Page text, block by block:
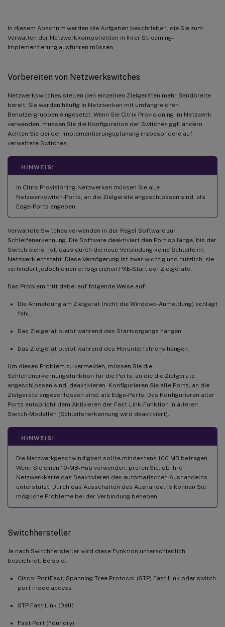
In diesem Abschnitt werden die Aufgaben beschrieben, die Sie zum
Verwalten der Netzwerkkomponenten in Ihrer Streaming-
Implementierung ausführen müssen.
Vorbereiten von Netzwerkswitches
Netzwerkswitches stellen den einzelnen Zielgeräten mehr Bandbreite
bereit. Sie werden häufig in Netzwerken mit umfangreichen
Benutzergruppen eingesetzt. Wenn Sie Citrix Provisioning im Netzwerk
verwenden, müssen Sie die Konfiguration der Switches ggf. ändern.
Achten Sie bei der Implementierungsplanung insbesondere auf
verwaltete Switches.
HINWEIS:
In Citrix Provisioning-Netzwerken müssen Sie alle
Netzwerkswitch-Ports, an die Zielgeräte angeschlossen sind, als
Edge-Ports angeben.
Verwaltete Switches verwenden in der Regel Software zur
Schleifenerkennung. Die Software deaktiviert den Port so lange, bis der
Switch sicher ist, dass durch die neue Verbindung keine Schleife im
Netzwerk entsteht. Diese Verzögerung ist zwar wichtig und nützlich, sie
verhindert jedoch einen erfolgreichen PXE-Start der Zielgeräte.
Das Problem tritt dabei auf folgende Weise auf:
Die Anmeldung am Zielgerät (nicht die Windows-Anmeldung) schlägt
fehl.
Das Zielgerät bleibt während des Startvorgangs hängen.
Das Zielgerät bleibt während des Herunterfahrens hängen.
Um dieses Problem zu vermeiden, müssen Sie die
Schleifenerkennungsfunktion für die Ports, an die die Zielgeräte
angeschlossen sind, deaktivieren. Konfigurieren Sie alle Ports, an die
Zielgeräte angeschlossen sind, als Edge-Ports. Das Konfigurieren aller
Ports entspricht dem Aktivieren der Fast-Link-Funktion in älteren
Switch-Modellen (Schleifenerkennung wird deaktiviert).
HINWEIS:
Die Netzwerkgeschwindigkeit sollte mindestens 100 MB betragen.
Wenn Sie einen 10-MB-Hub verwenden, prüfen Sie, ob Ihre
Netzwerkkarte das Deaktivieren des automatischen Aushandelns
unterstützt. Durch das Ausschalten des Aushandelns können Sie
mögliche Probleme bei der Verbindung beheben.
Switchhersteller
Je nach Switchhersteller wird diese Funktion unterschiedlich
bezeichnet. Beispiel:
Cisco; PortFast, Spanning Tree Protocol (STP) Fast Link oder switch
port mode access
STP Fast Link (Dell)
Fast Port (Foundry)
Deaktivieren von automatischen Windows-Updates
Konfigurieren von servergespeicherten Benutzerprofilen
Konfigurieren der Ordnerumleitung mit servergespeicherten Benutzerprofilen
Deaktivieren von Offlineordnern
Starten über einen Router
Ausführen von PXE und DHCP auf demselben Computer
NIC-Teaming
Aktualisieren der Netzwerkkartentreiber
Aktualisieren der Netzwerkkartentreiber auf Zielgeräten
Aktualisieren der Netzwerkkartentreiber auf Provisioning-Servern